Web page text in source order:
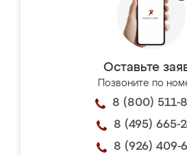
Оставьте
Позвоните по
8 (800) 511-
8 (495) 665-
8 (926) 409-